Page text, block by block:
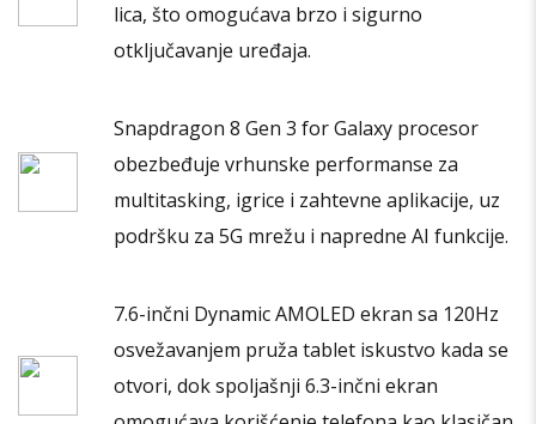
lica, što omogućava brzo i sigurno
otključavanje uređaja.
Snapdragon 8 Gen 3 for Galaxy procesor
obezbeđuje vrhunske performanse za
multitasking, igrice i zahtevne aplikacije, uz
podršku za 5G mrežu i napredne AI funkcije.
7.6-inčni Dynamic AMOLED ekran sa 120Hz
osvežavanjem pruža tablet iskustvo kada se
otvori, dok spoljašnji 6.3-inčni ekran